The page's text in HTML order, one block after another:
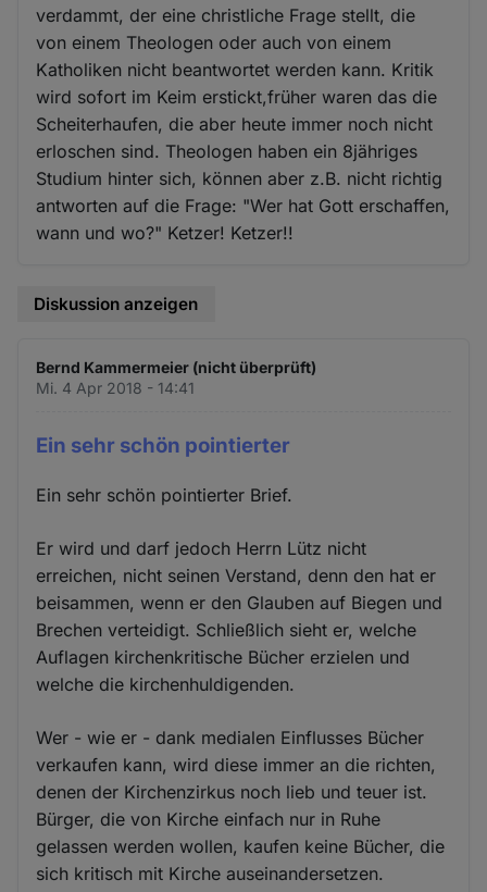
verdammt, der eine christliche Frage stellt, die
von einem Theologen oder auch von einem
Katholiken nicht beantwortet werden kann. Kritik
wird sofort im Keim erstickt,früher waren das die
Scheiterhaufen, die aber heute immer noch nicht
erloschen sind. Theologen haben ein 8jähriges
Studium hinter sich, können aber z.B. nicht richtig
antworten auf die Frage: "Wer hat Gott erschaffen,
wann und wo?" Ketzer! Ketzer!!
Diskussion anzeigen
Bernd Kammermeier (nicht überprüft)
Mi. 4 Apr 2018 - 14:41
Ein sehr schön pointierter
Ein sehr schön pointierter Brief.
Er wird und darf jedoch Herrn Lütz nicht
erreichen, nicht seinen Verstand, denn den hat er
beisammen, wenn er den Glauben auf Biegen und
Brechen verteidigt. Schließlich sieht er, welche
Auflagen kirchenkritische Bücher erzielen und
welche die kirchenhuldigenden.
Wer - wie er - dank medialen Einflusses Bücher
verkaufen kann, wird diese immer an die richten,
denen der Kirchenzirkus noch lieb und teuer ist.
Bürger, die von Kirche einfach nur in Ruhe
gelassen werden wollen, kaufen keine Bücher, die
sich kritisch mit Kirche auseinandersetzen.